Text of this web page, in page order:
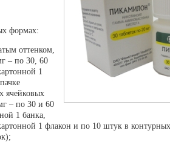
формах:
оттенком,
– по 30, 60
1
ячейковых
– по 30 и 60
1 банка,
1 флакон и по 10 штук в